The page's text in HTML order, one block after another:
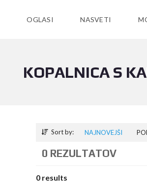
OGLASI NASVETI
KOPALNICA S
Sort by: NAJNOVEJŠI
0 REZULTATOV
0 results